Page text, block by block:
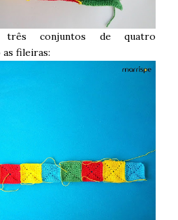
três conjuntos de quatro
fileiras: